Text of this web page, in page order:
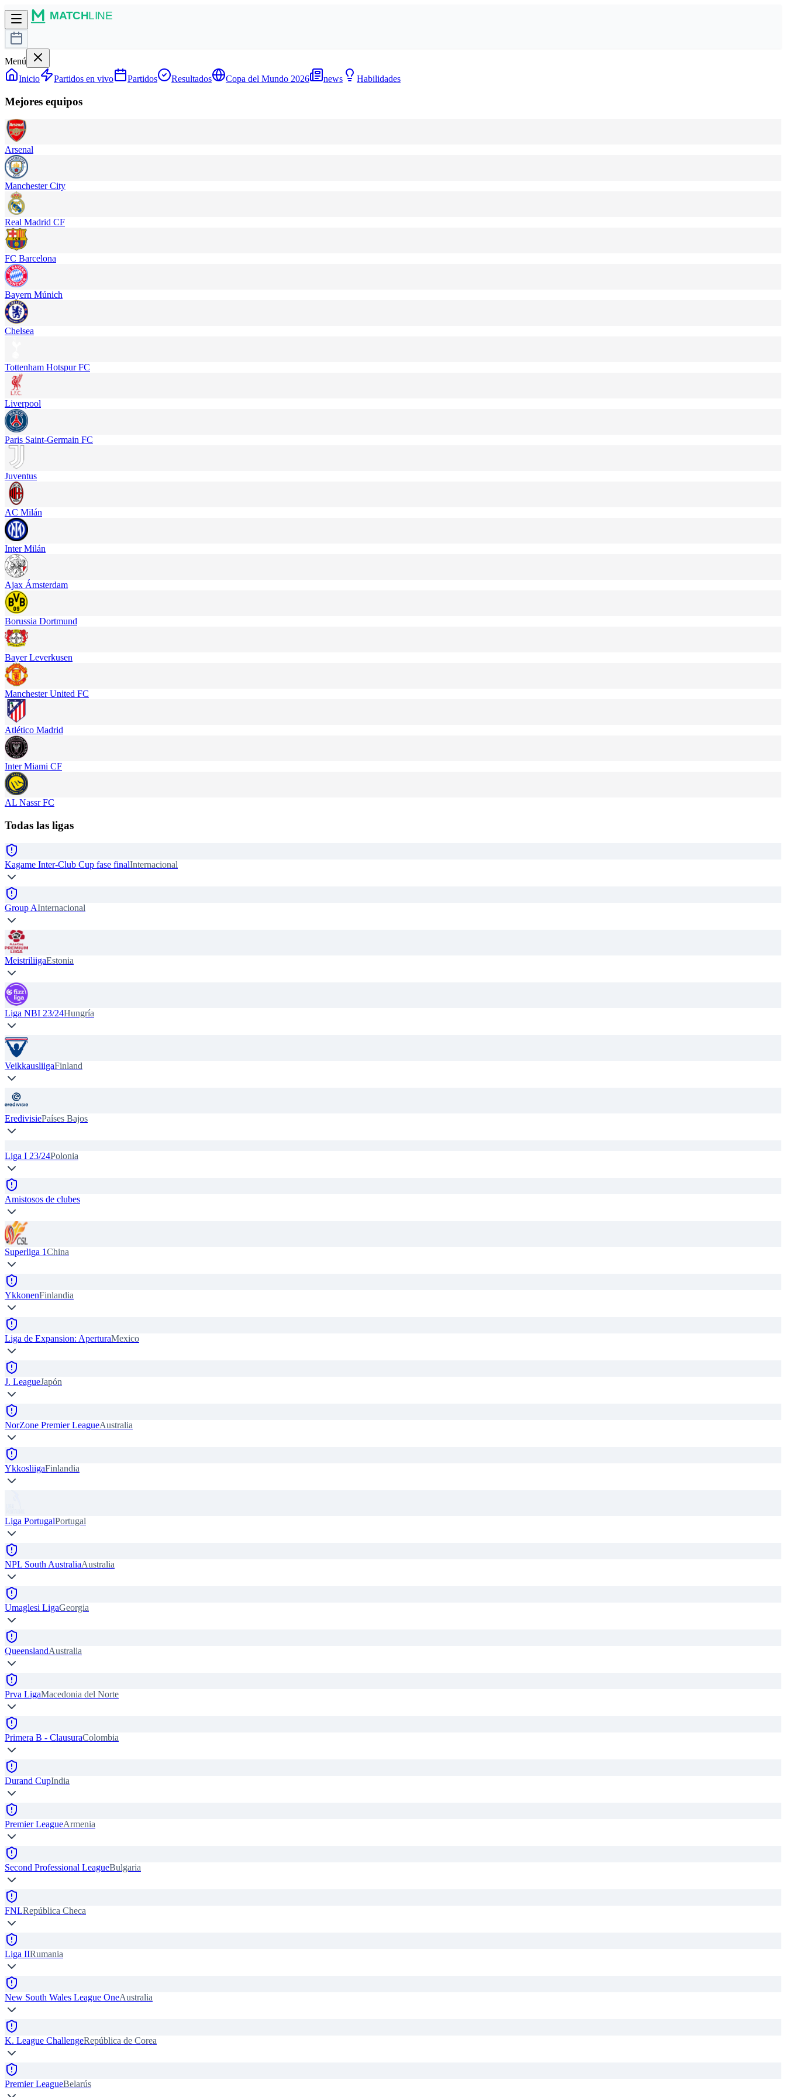
Menú
Inicio
Partidos en vivo Partidos Resultados Copa del Mundo 2026 news Habilidades
Mejores equipos
Arsenal
Manchester City
Real Madrid CF
FC Barcelona
Bayern Múnich
Chelsea
Tottenham Hotspur FC
Liverpool
Paris Saint-Germain FC
Juventus
AC Milán
Inter Milán
Ajax Ámsterdam
Borussia Dortmund
Bayer Leverkusen
Manchester United FC
Atlético Madrid
Inter Miami CF
AL Nassr FC
Todas las ligas
Kagame Inter-Club Cup fase finalInternacional
Group AInternacional
MeistriliigaEstonia
Liga NBI 23/24Hungría
VeikkausliigaFinland
EredivisiePaíses Bajos
Liga I 23/24Polonia
Amistosos de clubes
Superliga 1China
YkkonenFinlandia
Liga de Expansion: AperturaMexico
J. LeagueJapón
NorZone Premier LeagueAustralia
YkkosliigaFinlandia
Liga PortugalPortugal
NPL South AustraliaAustralia
Umaglesi LigaGeorgia
QueenslandAustralia
Prva LigaMacedonia del Norte
Primera B - ClausuraColombia
Durand CupIndia
Premier LeagueArmenia
Second Professional LeagueBulgaria
FNLRepública Checa
Liga IIRumania
New South Wales League OneAustralia
K. League ChallengeRepública de Corea
Premier LeagueBelarús